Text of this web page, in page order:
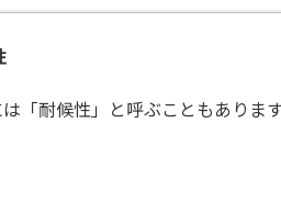
「耐候性」と呼ぶこともあります